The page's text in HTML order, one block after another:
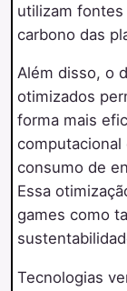
utilizam fontes
carbono das
Além disso, o
otimizados
forma mais
consumo de
Essa
games como
Tecnologias